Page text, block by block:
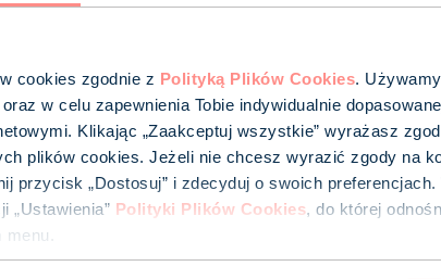
cookies zgodnie z Polityką Plików Cookies.
w celu zapewnienia Tobie indywidualnie
Klikając „Zaakceptuj wszystkie” wyrażasz
plików cookies. Jeżeli nie chcesz wyrazić zgody na
przycisk „Dostosuj” i zdecyduj o swoich
„Ustawienia” Polityki Plików Cookies, do której
menu. zasilania?